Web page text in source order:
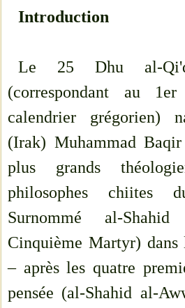
Introduction
Le 25 Dhu al-
(correspondant au
calendrier grégorien)
(Irak) Muhammad
plus grands
philosophes chiites
Surnommé al-
Cinquième Martyr)
– après les quatre
pensée (al-Shahid al-